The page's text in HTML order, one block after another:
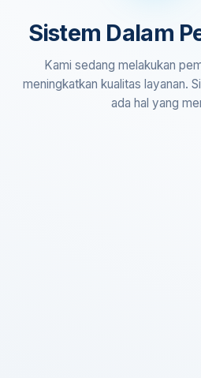
Sistem Dalam
Kami sedang melakukan
meningkatkan kualitas layanan.
ada hal yang